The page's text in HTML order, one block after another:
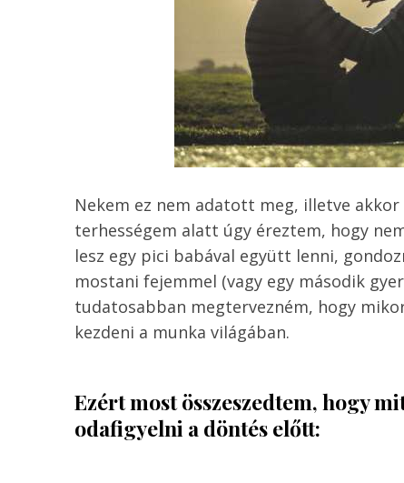
Nekem ez nem adatott meg, illetve
terhességem alatt úgy éreztem, hogy
lesz egy pici babával együtt lenni,
mostani fejemmel (vagy egy második
tudatosabban megtervezném, hogy
kezdeni a munka világában.
Ezért most összeszedtem, hogy
odafigyelni a döntés előtt: